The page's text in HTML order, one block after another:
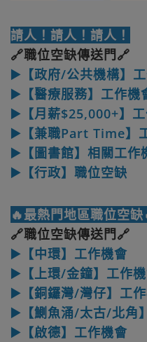
請人！請人！請人！
🔗職位空缺傳送門🔗
▶️【政府/公共機構】
▶️【醫療服務】工作機
▶️【月薪$25,000+】
▶️【兼職Part Time】
▶️【圖書館】相關工作
▶️【行政】職位空缺
🔥最熱門地區職位空缺
🔗職位空缺傳送門🔗
▶️【中環】工作機會
▶️【上環/金鐘】工作
▶️【銅鑼灣/灣仔】工
▶️【鰂魚涌/太古/北角
▶️【啟德】工作機會